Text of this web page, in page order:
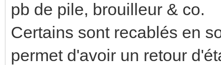
pb de pile, brouilleur & co.
Certains sont recablés en
permet d'avoir un retour